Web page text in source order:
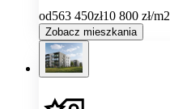
od563 450zł10 800 zł/m2
Zobacz mieszkania